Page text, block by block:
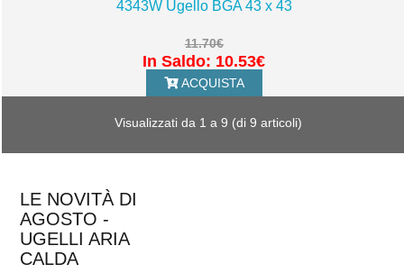
4343W Ugello BGA 43 x 43
11.70€
In Saldo: 10.53€
ACQUISTA
Visualizzati da 1 a9 (di9 articoli)
LE NOVITÀ DI
AGOSTO -
UGELLI ARIA
CALDA